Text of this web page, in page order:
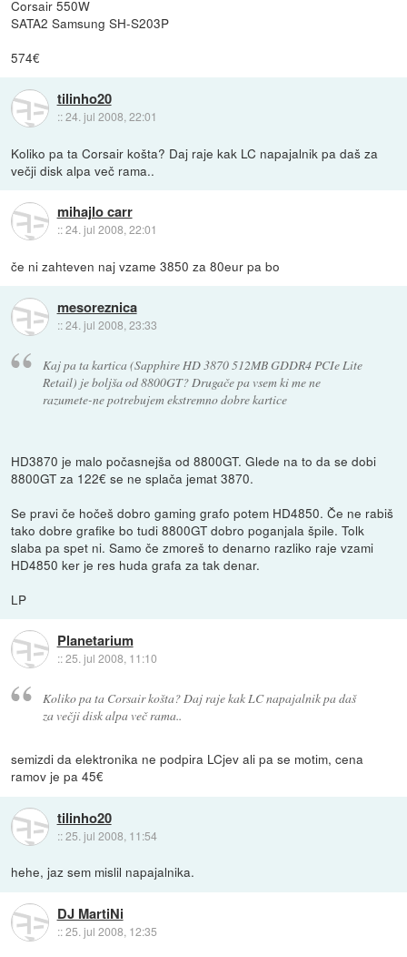
Corsair 550W
SATA2 Samsung SH-S203P
574€
tilinho20
::24. jul 2008, 22:01
Koliko pa ta Corsair košta? Daj raje kak LC napajalnik pa daš za
večji disk alpa več rama..
mihajlo carr
::24. jul 2008, 22:01
če ni zahteven naj vzame 3850 za 80eur pa bo
mesoreznica
::24. jul 2008, 23:33
Kaj pa ta kartica (Sapphire HD 3870 512MB GDDR4 PCIe Lite
Retail) je boljša od 8800GT? Drugače pa vsem ki me ne
razumete-ne potrebujem ekstremno dobre kartice
HD3870 je malo počasnejša od 8800GT. Glede na to da se dobi
8800GT za 122€ se ne splača jemat 3870.
Se pravi če hočeš dobro gaming grafo potem HD4850. Če ne rabiš
tako dobre grafike bo tudi 8800GT dobro poganjala špile. Tolk
slaba pa spet ni. Samo če zmoreš to denarno razliko raje vzami
HD4850 ker je res huda grafa za tak denar.
LP
Planetarium
::25. jul 2008, 11:10
Koliko pa ta Corsair košta? Daj raje kak LC napajalnik pa daš
za večji disk alpa več rama..
semizdi da elektronika ne podpira LCjev ali pa se motim, cena
ramov je pa 45€
tilinho20
::25. jul 2008, 11:54
hehe, jaz sem mislil napajalnika.
DJ MartiNi
::25. jul 2008, 12:35